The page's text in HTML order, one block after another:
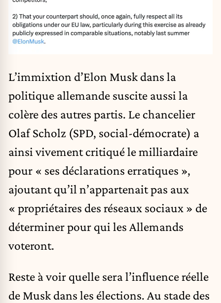
L’immixtion d’Elon Musk dans la
politique allemande suscite aussi la
colère des autres partis. Le chancelier
Olaf Scholz (SPD, social-démocrate) a
ainsi vivement critiqué le milliardaire
pour « ses déclarations erratiques »,
ajoutant qu’il n’appartenait pas aux
« propriétaires des réseaux sociaux » de
déterminer pour qui les Allemands
voteront.
Reste à voir quelle sera l’influence réelle
de Musk dans les élections. Au stade des